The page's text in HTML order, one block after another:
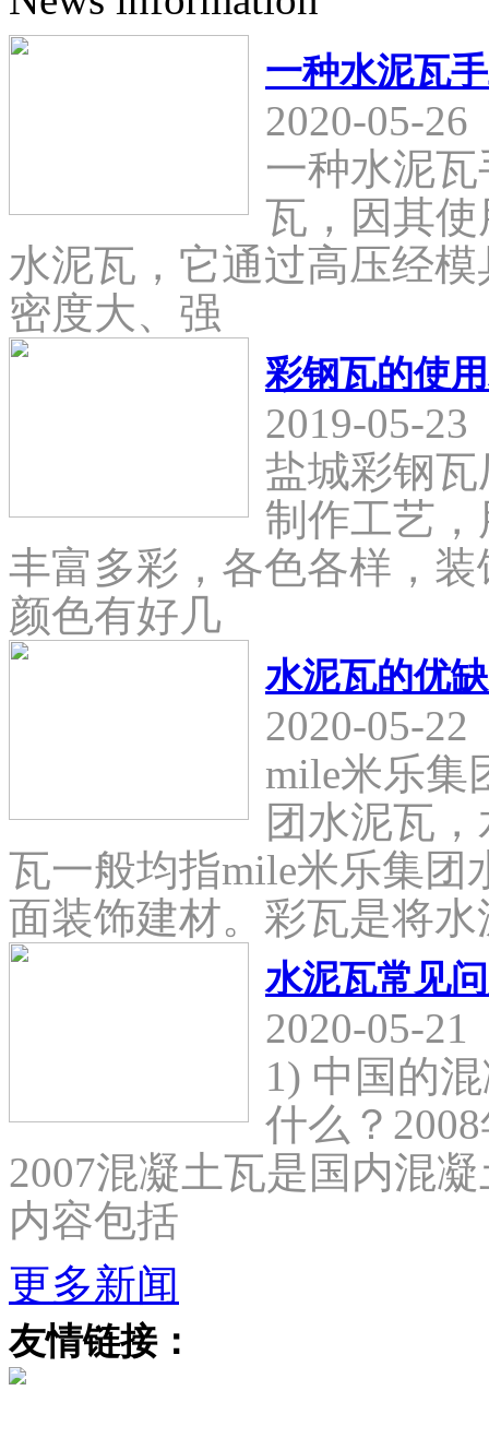
一种水泥瓦
2020-05-26
一种水泥
瓦，因其
水泥瓦，它通过高压经
密度大、强
彩钢瓦的使
2019-05-23
盐城彩钢
制作工艺
丰富多彩，各色各样，
颜色有好几
水泥瓦的优
2020-05-22
mile米乐集
团水泥瓦
瓦一般均指mile米乐集团
面装饰建材。彩瓦是将
水泥瓦常见
2020-05-21
1) 中国的
什么？
2007混凝土瓦是国内混
内容包括
更多新闻
友情链接：